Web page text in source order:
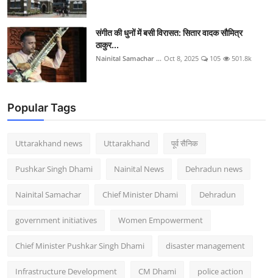
संगीत की धुनों में बसी विरासत: सितार वादक सौमित्र
ठाकुर...
Nainital Samachar ... Oct 8, 2025 105 501.8k
Popular Tags
Uttarakhand news Uttarakhand पूर्व सैनिक
Pushkar Singh Dhami Nainital News Dehradun news
Nainital Samachar Chief Minister Dhami Dehradun
government initiatives Women Empowerment
Chief Minister Pushkar Singh Dhami disaster management
Infrastructure Development CM Dhami police action